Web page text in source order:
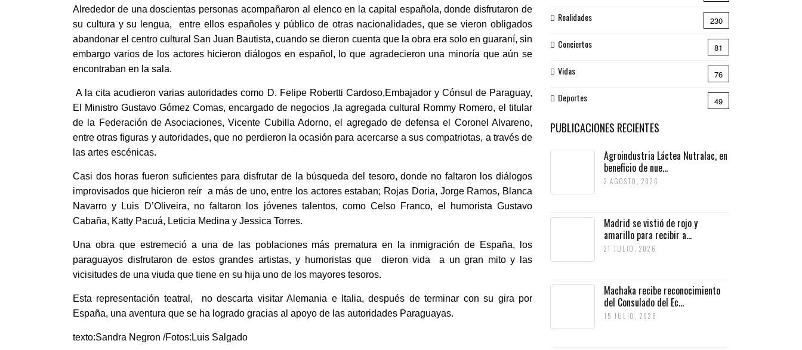
Alrededor de una doscientas personas acompañaron al elenco en la capital española, donde disfrutaron de
su cultura y su lengua, entre ellos españoles y público de otras nacionalidades, que se vieron obligados
abandonar el centro cultural San Juan Bautista, cuando se dieron cuenta que la obra era solo en guaraní, sin
embargo varios de los actores hicieron diálogos en español, lo que agradecieron una minoría que aún se
encontraban en la sala.
A la cita acudieron varias autoridades como D. Felipe Robertti Cardoso,Embajador y Cónsul de Paraguay,
El Ministro Gustavo Gómez Comas, encargado de negocios ,la agregada cultural Rommy Romero, el titular
de la Federación de Asociaciones, Vicente Cubilla Adorno, el agregado de defensa el Coronel Alvareno,
entre otras figuras y autoridades, que no perdieron la ocasión para acercarse a sus compatriotas, a través de
las artes escénicas.
Casi dos horas fueron suficientes para disfrutar de la búsqueda del tesoro, donde no faltaron los diálogos
improvisados que hicieron reír a más de uno, entre los actores estaban; Rojas Doria, Jorge Ramos, Blanca
Navarro y Luis D’Oliveira, no faltaron los jóvenes talentos, como Celso Franco, el humorista Gustavo
Cabaña, Katty Pacuá, Leticia Medina y Jessica Torres.
Una obra que estremeció a una de las poblaciones más prematura en la inmigración de España, los
paraguayos disfrutaron de estos grandes artistas, y humoristas que dieron vida a un gran mito y las
vicisitudes de una viuda que tiene en su hija uno de los mayores tesoros.
Esta representación teatral, no descarta visitar Alemania e Italia, después de terminar con su gira por
España, una aventura que se ha logrado gracias al apoyo de las autoridades Paraguayas.
texto:Sandra Negron /Fotos:Luis Salgado
Realidades 230
Conciertos 81
Vidas 76
Deportes 49
PUBLICACIONES RECIENTES
Agroindustria Láctea Nutralac, en
beneficio de nue...
2 AGOSTO, 2026
Madrid se vistió de rojo y
amarillo para recibir a...
21 JULIO, 2026
Machaka recibe reconocimiento
del Consulado del Ec...
15 JULIO, 2026